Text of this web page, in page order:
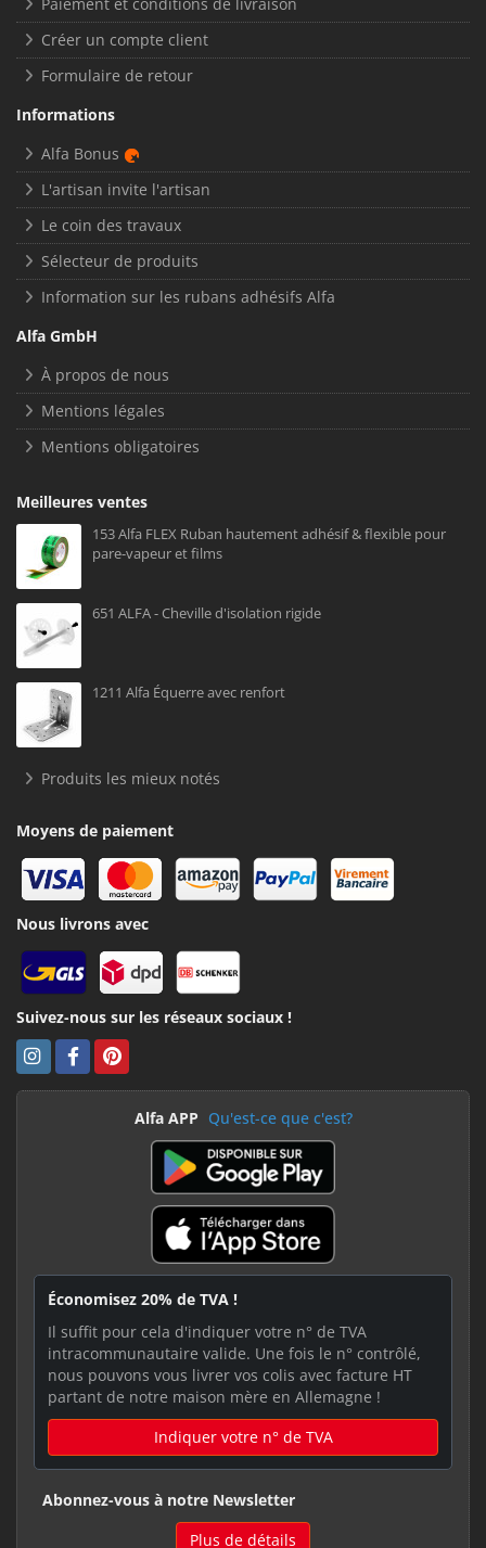
Créer un compte client
Formulaire de retour
Informations
Alfa Bonus
L'artisan invite l'artisan
Le coin des travaux
Sélecteur de produits
Information sur les rubans adhésifs Alfa
Alfa GmbH
À propos de nous
Mentions légales
Mentions obligatoires
Meilleures ventes
153 Alfa FLEX Ruban hautement adhésif & flexible pour
pare-vapeur et films
651 ALFA - Cheville d'isolation rigide
1211 Alfa Équerre avec renfort
Produits les mieux notés
Moyens de paiement
Nous livrons avec
Suivez-nous sur les réseaux sociaux !
Alfa APP Qu'est-ce que c'est?
Économisez 20% de TVA !
Il suffit pour cela d'indiquer votre n° de TVA
intracommunautaire valide. Une fois le n° contrôlé,
nous pouvons vous livrer vos colis avec facture HT
partant de notre maison mère en Allemagne !
Indiquer votre n° de TVA
Abonnez-vous à notre Newsletter
Plus de détails